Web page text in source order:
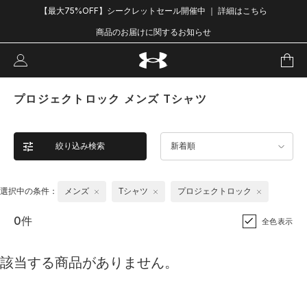
【最大75%OFF】シークレットセール開催中 ｜ 詳細はこちら
商品のお届けに関するお知らせ
プロジェクトロック メンズ Tシャツ
絞り込み検索 新着順
選択中の条件： メンズ Tシャツ プロジェクトロック
0件 全色表示
該当する商品がありません。